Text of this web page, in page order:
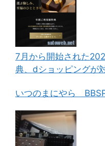
7月から開始された
典、dショッピングが
いつのまにやら